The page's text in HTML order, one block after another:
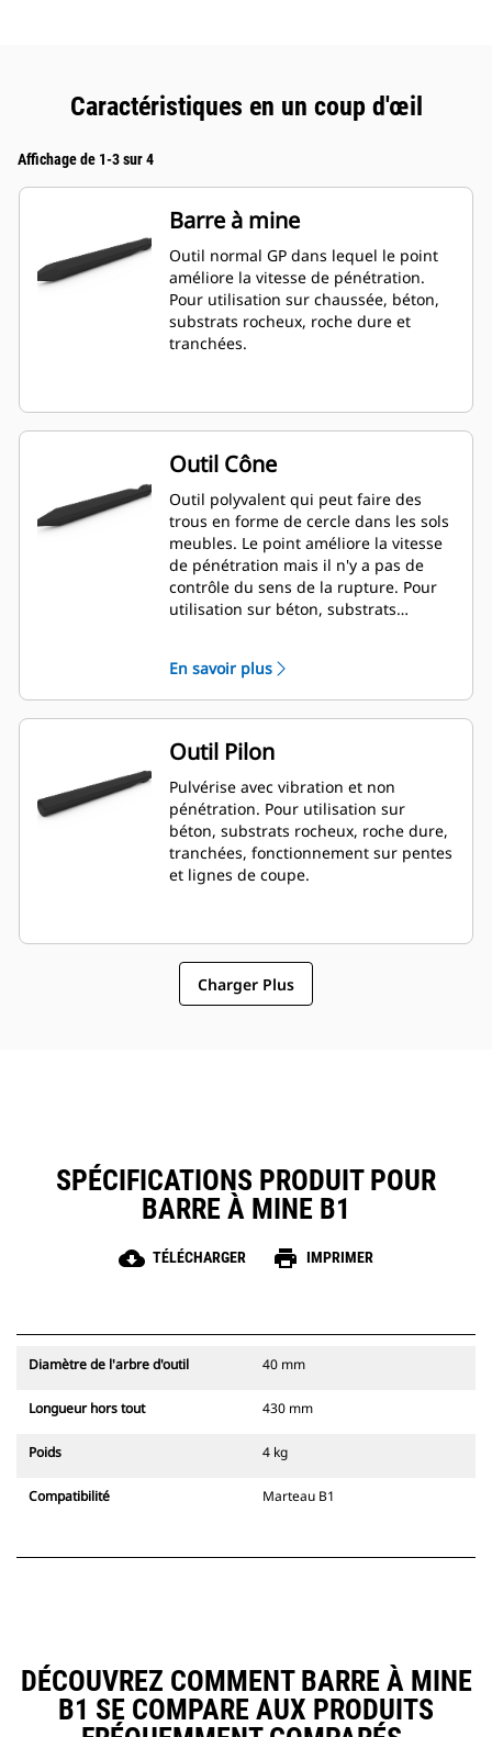
Caractéristiques en un coup d'œil
Affichage de 1-3 sur 4
Barre à mine
Outil normal GP dans lequel le point
améliore la vitesse de pénétration.
Pour utilisation sur chaussée, béton,
substrats rocheux, roche dure et
tranchées.
Outil Cône
Outil polyvalent qui peut faire des
trous en forme de cercle dans les sols
meubles. Le point améliore la vitesse
de pénétration mais il n'y a pas de
contrôle du sens de la rupture. Pour
utilisation sur béton, substrats
En savoir plus
Outil Pilon
Pulvérise avec vibration et non
pénétration. Pour utilisation sur
béton, substrats rocheux, roche dure,
tranchées, fonctionnement sur pentes
et lignes de coupe.
Charger Plus
SPÉCIFICATIONS PRODUIT POUR
BARRE À MINE B1
cloud_download TÉLÉCHARGER print IMPRIMER
Diamètre de l'arbre d'outil 40 mm
Longueur hors tout 430 mm
Poids 4 kg
Compatibilité Marteau B1
DÉCOUVREZ COMMENT BARRE À MINE
B1 SE COMPARE AUX PRODUITS